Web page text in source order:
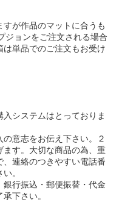
が作品のマットに合うも
ョンをご注文される場合
単品でのご注文もお受け
システムはとっておりま
意志をお伝え下さい。２
す。大切な商品の為、重
連絡のつきやすい電話番
。
行振込・郵便振替・代金
下さい。